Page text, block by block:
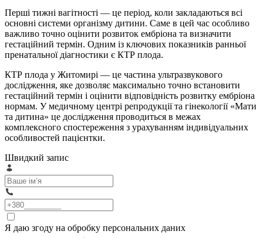
Перші тижні вагітності — це період, коли закладаються всі
основні системи організму дитини. Саме в цей час особливо
важливо точно оцінити розвиток ембріона та визначити
гестаційний термін. Одним із ключових показників ранньої
пренатальної діагностики є КТР плода.
КТР плода у Житомирі — це частина ультразвукового
дослідження, яке дозволяє максимально точно встановити
гестаційний термін і оцінити відповідність розвитку ембріона
нормам. У медичному центрі репродукції та гінекології «Мати
та дитина» це дослідження проводиться в межах
комплексного спостереження з урахуванням індивідуальних
особливостей пацієнтки.
Швидкий запис
Я даю згоду на обробку персональних даних